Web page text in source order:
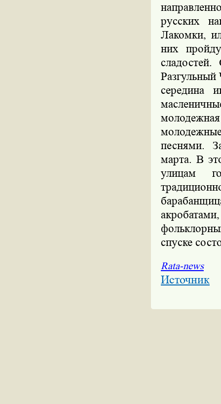
русских
Лакомки,
них
Разгульный
середина
песнями.
марта. В
улицам
спуске
Rata-news
Источник